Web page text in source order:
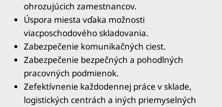
ohrozujúcich zamestnancov.
Úspora miesta vďaka možnosti
viacposchodového skladovania.
Zabezpečenie komunikačných ciest.
Zabezpečenie bezpečných a pohodlných
pracovných podmienok.
Zefektívnenie každodennej práce v sklade,
logistických centrách a iných priemyselných